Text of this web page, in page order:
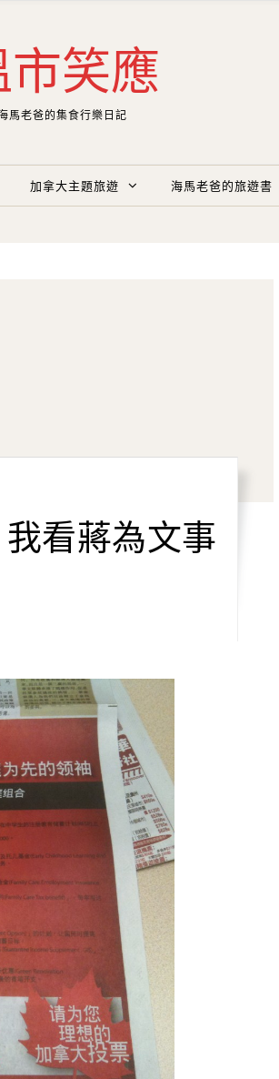
市笑應
馬老爸的集食行樂日記
加拿大主題旅遊 海馬老爸的旅遊書
看蔣為文事